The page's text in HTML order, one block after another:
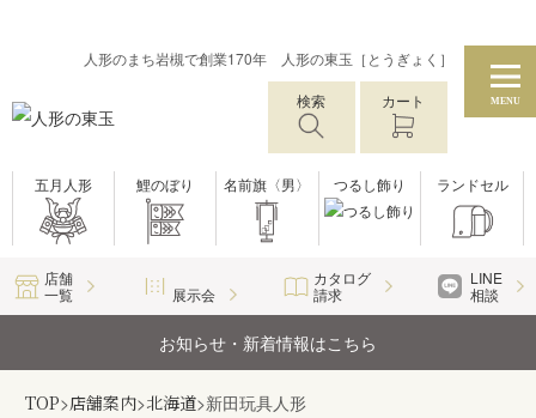
人形のまち岩槻で創業170年 人形の東玉［とうぎょく］
検索 カート MENU
五月人形 鯉のぼり 名前旗〈男〉 つるし飾り ランドセル
店舗
一覧
展示会
カタログ
請求
LINE
相談
お知らせ・新着情報はこちら
TOP>店舗案内>北海道>新田玩具人形